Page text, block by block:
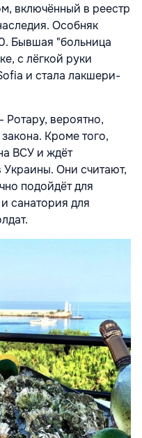
включённый в реестр
Особняк
Бывшая "больница
с лёгкой руки
и стала лакшери-
вероятно,
Кроме того,
ВСУ и ждёт
Они считают,
подойдёт для
санатория для